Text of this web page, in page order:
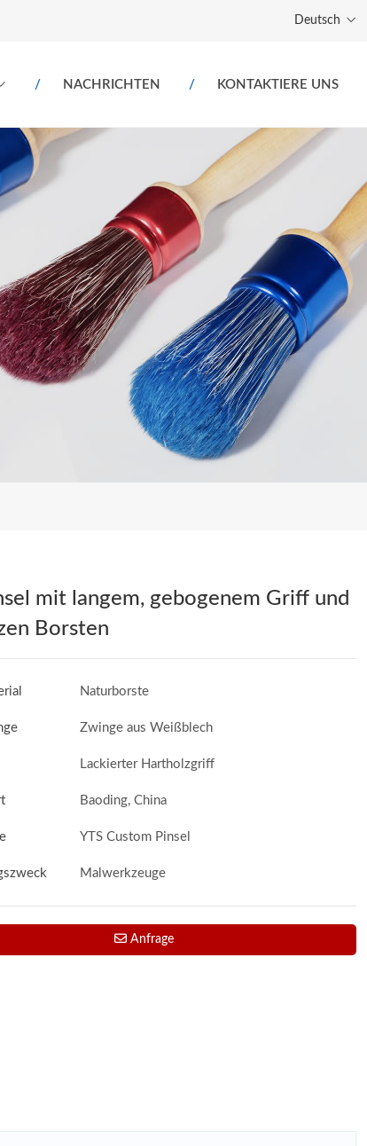
Deutsch
NACHRICHTEN KONTAKTIERE UNS
mit langem, gebogenem Griff und
Borsten
Naturborste
Zwinge aus Weißblech
Lackierter Hartholzgriff
Baoding, China
YTS Custom Pinsel
Malwerkzeuge
Anfrage